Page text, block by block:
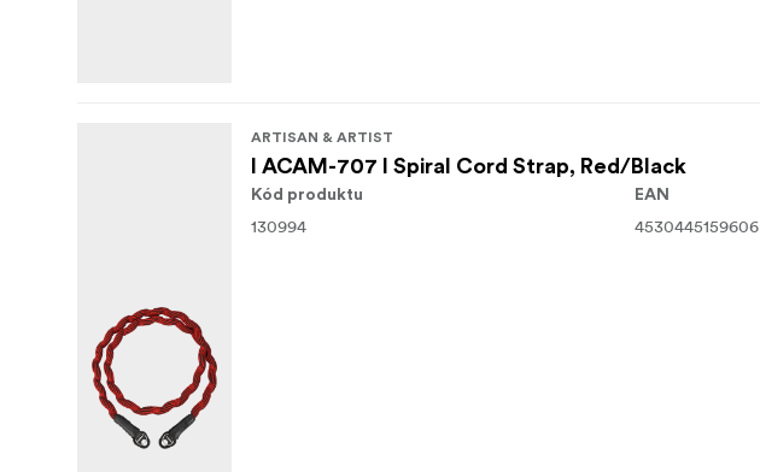
ARTISAN & ARTIST
I ACAM-707 I Spiral Cord Strap, Red/Black
Kód produktu
130994
EAN
4530445159606